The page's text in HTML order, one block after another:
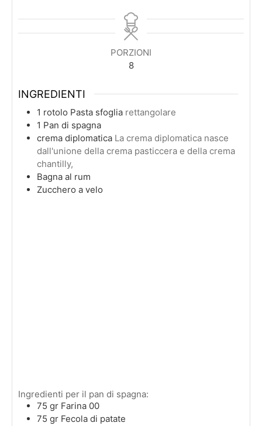
PORZIONI
8
INGREDIENTI
1 rotolo Pasta sfoglia rettangolare
1 Pan di spagna
crema diplomatica La crema diplomatica nasce
dall'unione della crema pasticcera e della crema
chantilly,
Bagna al rum
Zucchero a velo
Ingredienti per il pan di spagna:
75 gr Farina 00
75 gr Fecola di patate